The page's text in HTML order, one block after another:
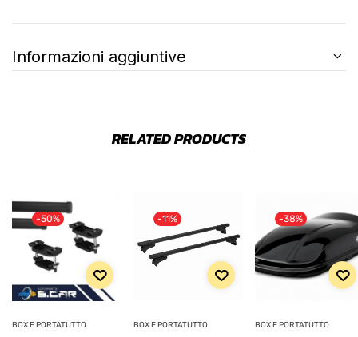
Informazioni aggiuntive
RELATED PRODUCTS
-50%
BOX E PORTATUTTO
-11%
BOX E PORTATUTTO
-38%
BOX E PORTATUTTO